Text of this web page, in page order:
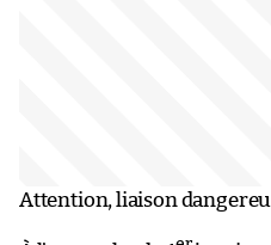
Attention, liaison